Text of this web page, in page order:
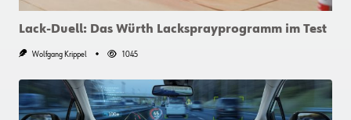
Lack-Duell: Das Würth Lacksprayprogramm im Test
Wolfgang Krippel 1045